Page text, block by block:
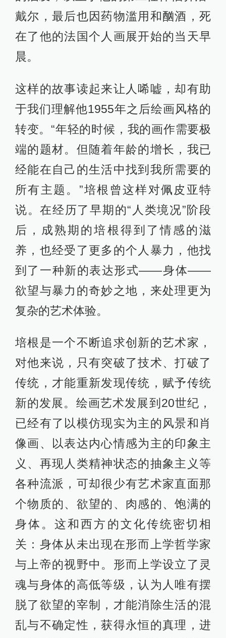
戴尔，最后也因药物滥用和酗酒，死
在了他的法国个人画展开始的当天早
晨。
这样的故事读起来让人唏嘘，却有助
于我们理解他1955年之后绘画风格的
转变。“年轻的时候，我的画作需要极
端的题材。但随着年龄的增长，我已
经能在自己的生活中找到我所需要的
所有主题。”培根曾这样对佩皮亚特
说。在经历了早期的“人类境况”阶段
后，成熟期的培根得到了情感的滋
养，也经受了更多的个人暴力，他找
到了一种新的表达形式——身体——
欲望与暴力的奇妙之地，来处理更为
复杂的艺术体验。
培根是一个不断追求创新的艺术家，
对他来说，只有突破了技术、打破了
传统，才能重新发现传统，赋予传统
新的发展。绘画艺术发展到20世纪，
已经有了以模仿现实为主的风景和肖
像画、以表达内心情感为主的印象主
义、再现人类精神状态的抽象主义等
各种流派，可却很少有艺术家直面那
个物质的、欲望的、肉感的、饱满的
身体。这和西方的文化传统密切相
关：身体从未出现在形而上学哲学家
与上帝的视野中。形而上学设立了灵
魂与身体的高低等级，认为人唯有摆
脱了欲望的宰制，才能消除生活的混
乱与不确定性，获得永恒的真理，进